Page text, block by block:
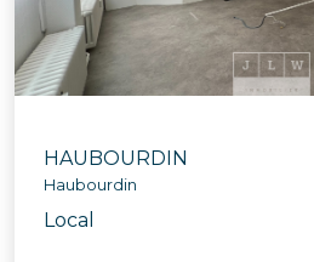
HAUBOURDIN
Haubourdin
Local